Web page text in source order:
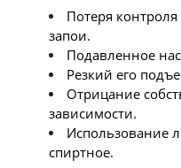
Потеря
запои.
Подавленное
Резкий его
Отрицание
зависимости.
Использование
спиртное.